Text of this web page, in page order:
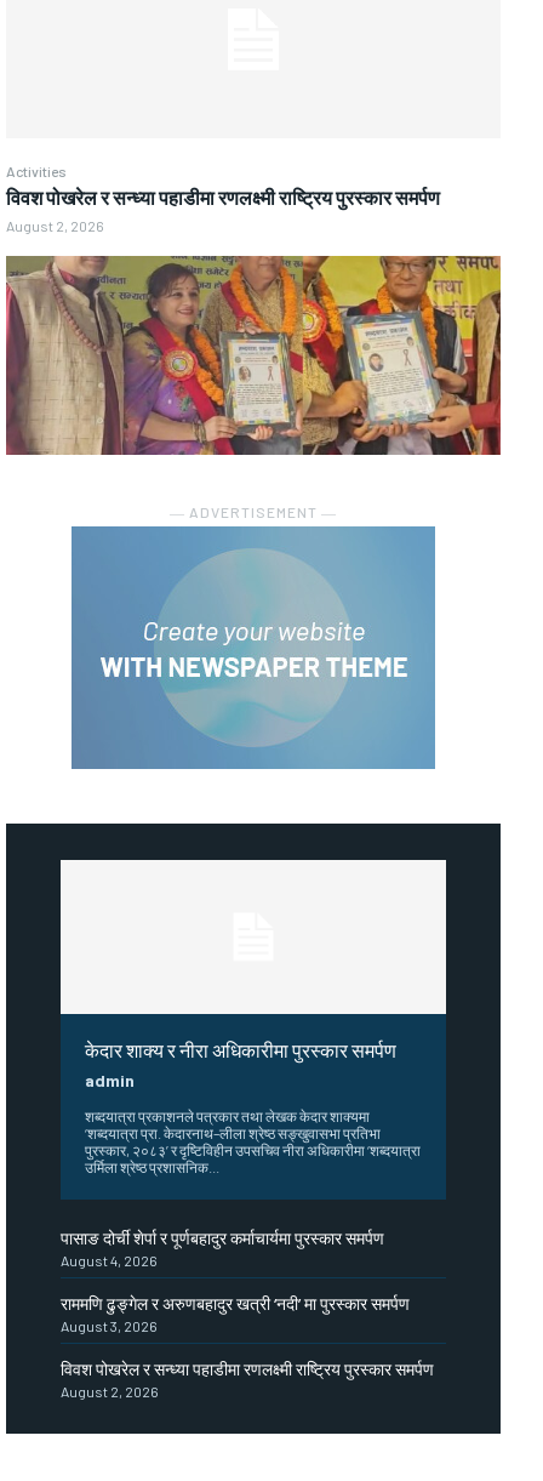
Activities
विवश पोखरेल र सन्ध्या पहाडीमा रणलक्ष्मी राष्ट्रिय पुरस्कार समर्पण
August 2, 2026
― ADVERTISEMENT ―
केदार शाक्य र नीरा अधिकारीमा पुरस्कार समर्पण
admin
शब्दयात्रा प्रकाशनले पत्रकार तथा लेखक केदार शाक्यमा
‘शब्दयात्रा प्रा. केदारनाथ–लीला श्रेष्ठ सङ्खुवासभा प्रतिभा
पुरस्कार, २०८३’ र दृष्टिविहीन उपसचिव नीरा अधिकारीमा ‘शब्दयात्रा
उर्मिला श्रेष्ठ प्रशासनिक...
पासाङ दोर्ची शेर्पा र पूर्णबहादुर कर्माचार्यमा पुरस्कार समर्पण
August 4, 2026
राममणि ढुङ्गेल र अरुणबहादुर खत्री ‘नदी’ मा पुरस्कार समर्पण
August 3, 2026
विवश पोखरेल र सन्ध्या पहाडीमा रणलक्ष्मी राष्ट्रिय पुरस्कार समर्पण
August 2, 2026